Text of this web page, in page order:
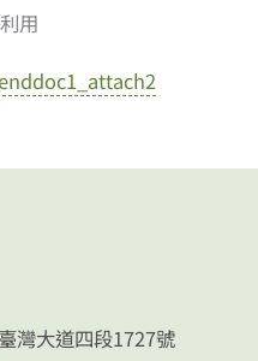
用
灣大道四段1727號